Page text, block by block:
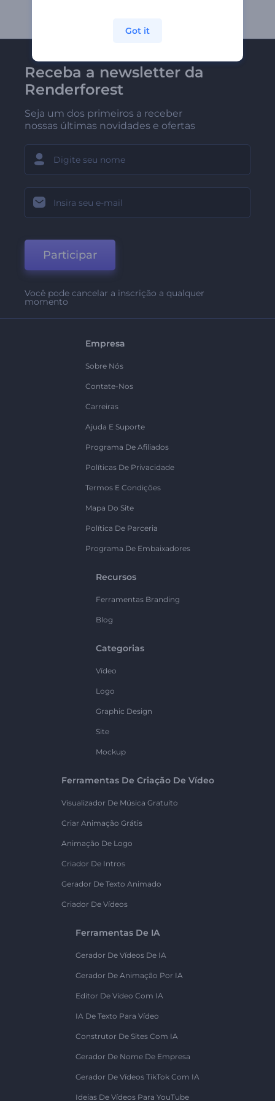
Receba a newsletter da
Renderforest
Seja um dos primeiros a receber
nossas últimas novidades e ofertas
Participar
Você pode cancelar a inscrição a qualquer
momento
Empresa
Sobre Nós
Contate-Nos
Carreiras
Ajuda E Suporte
Programa De Afiliados
Políticas De Privacidade
Termos E Condições
Mapa Do Site
Política De Parceria
Programa De Embaixadores
Recursos
Ferramentas Branding
Blog
Categorias
Vídeo
Logo
Graphic Design
Site
Mockup
Ferramentas De Criação De Vídeo
Visualizador De Música Gratuito
Criar Animação Grátis
Animação De Logo
Criador De Intros
Gerador De Texto Animado
Criador De Vídeos
Ferramentas De IA
Gerador De Vídeos De IA
Gerador De Animação Por IA
Editor De Vídeo Com IA
IA De Texto Para Vídeo
Construtor De Sites Com IA
Gerador De Nome De Empresa
Gerador De Vídeos TikTok Com IA
Ideias De Vídeos Para YouTube
Got it